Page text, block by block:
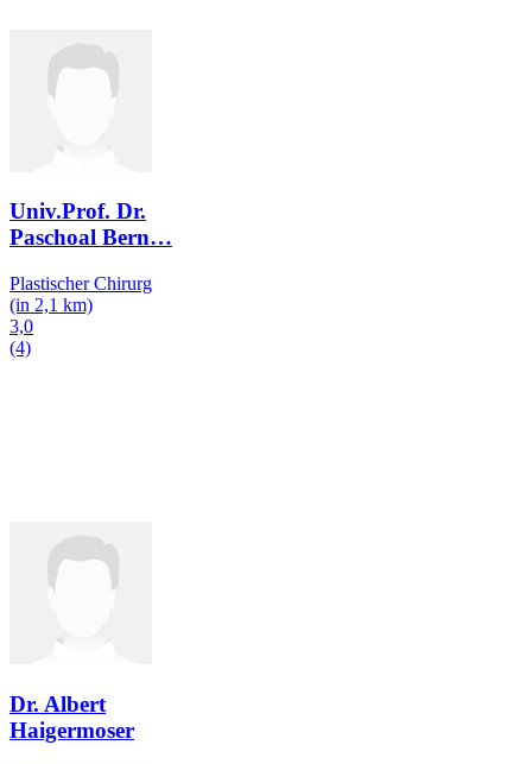
Univ.Prof. Dr.
Paschoal Bern…
Plastischer Chirurg
(in 2,1 km)
3,0
(4)
Dr. Albert
Haigermoser